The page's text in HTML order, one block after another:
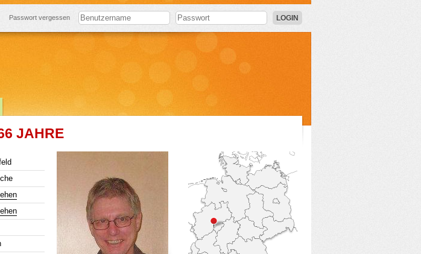
Passwort vergessen LOGIN
JAHRE